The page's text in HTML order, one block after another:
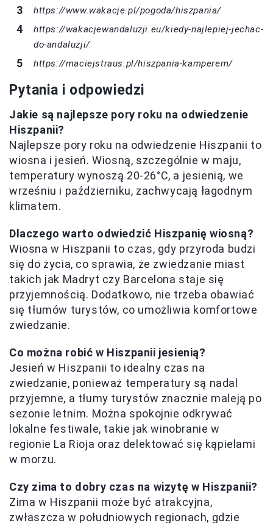
https://www.wakacje.pl/pogoda/hiszpania/
https://wakacjewandaluzji.eu/kiedy-najlepiej-jechac-
do-andaluzji/
https://maciejstraus.pl/hiszpania-kamperem/
Pytania i odpowiedzi
Jakie są najlepsze pory roku na odwiedzenie
Hiszpanii?
Najlepsze pory roku na odwiedzenie Hiszpanii to
wiosna i jesień. Wiosną, szczególnie w maju,
temperatury wynoszą 20-26°C, a jesienią, we
wrześniu i październiku, zachwycają łagodnym
klimatem.
Dlaczego warto odwiedzić Hiszpanię wiosną?
Wiosna w Hiszpanii to czas, gdy przyroda budzi
się do życia, co sprawia, że zwiedzanie miast
takich jak Madryt czy Barcelona staje się
przyjemnością. Dodatkowo, nie trzeba obawiać
się tłumów turystów, co umożliwia komfortowe
zwiedzanie.
Co można robić w Hiszpanii jesienią?
Jesień w Hiszpanii to idealny czas na
zwiedzanie, ponieważ temperatury są nadal
przyjemne, a tłumy turystów znacznie maleją po
sezonie letnim. Można spokojnie odkrywać
lokalne festiwale, takie jak winobranie w
regionie La Rioja oraz delektować się kąpielami
w morzu.
Czy zima to dobry czas na wizytę w Hiszpanii?
Zima w Hiszpanii może być atrakcyjna,
zwłaszcza w południowych regionach, gdzie